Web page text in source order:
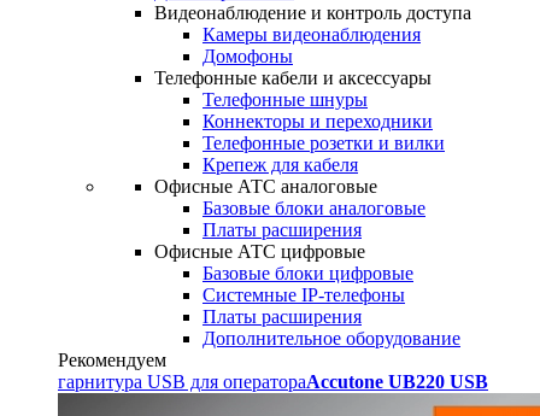
Видеонаблюдение и контроль доступа
Камеры видеонаблюдения
Домофоны
Телефонные кабели и аксессуары
Телефонные шнуры
Коннекторы и переходники
Телефонные розетки и вилки
Крепеж для кабеля
Офисные АТС аналоговые
Базовые блоки аналоговые
Платы расширения
Офисные АТС цифровые
Базовые блоки цифровые
Системные IP-телефоны
Платы расширения
Дополнительное оборудование
Рекомендуем
гарнитура USB для оператораAccutone UB220 USB